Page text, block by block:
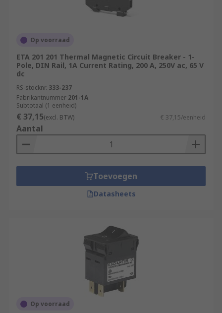
Op voorraad
ETA 201 201 Thermal Magnetic Circuit Breaker - 1-
Pole, DIN Rail, 1A Current Rating, 200 A, 250V ac, 65 V
dc
RS-stocknr. 333-237
Fabrikantnummer 201-1A
Subtotaal (1 eenheid)
€ 37,15(excl. BTW) € 37,15/eenheid
Aantal
Toevoegen
Datasheets
Op voorraad